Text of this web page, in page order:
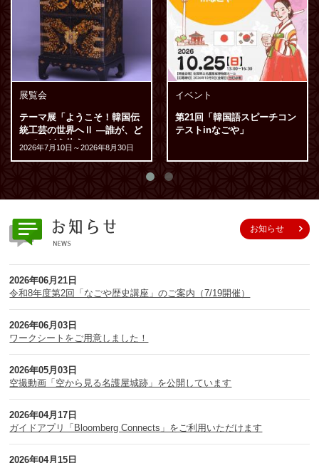
展覧会
テーマ展「ようこそ！韓国伝
統工芸の世界へⅡ ―誰が、ど
こで、どう使う―」
2026年7月10日 ～2026年8月30日
イベント
第21回「韓国語スピーチコン
テストinなごや」
お知らせ
2026年06月21日
令和8年度第2回「なごや歴史講座」のご案内（7/19開催）
2026年06月03日
ワークシートをご用意しました！
2026年05月03日
空撮動画「空から見る名護屋城跡」を公開しています
2026年04月17日
ガイドアプリ「Bloomberg Connects」をご利用いただけます
2026年04月15日